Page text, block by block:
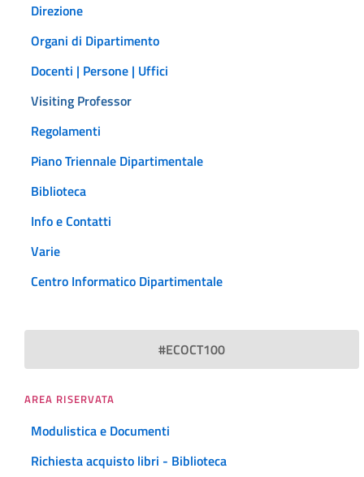
Direzione
Organi di Dipartimento
Docenti | Persone | Uffici
Visiting Professor
Regolamenti
Piano Triennale Dipartimentale
Biblioteca
Info e Contatti
Varie
Centro Informatico Dipartimentale
#ECOCT100
AREA RISERVATA
Modulistica e Documenti
Richiesta acquisto libri - Biblioteca